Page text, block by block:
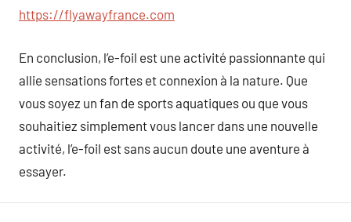
https://flyawayfrance.com
En conclusion, l’e-foil est une activité passionnante qui
allie sensations fortes et connexion à la nature. Que
vous soyez un fan de sports aquatiques ou que vous
souhaitiez simplement vous lancer dans une nouvelle
activité, l’e-foil est sans aucun doute une aventure à
essayer.